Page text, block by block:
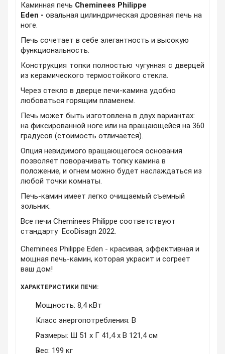
Каминная печь Cheminees Philippe
Eden - овальная цилиндрическая дровяная печь на
ноге.
Печь сочетает в себе элегантность и высокую
функциональность.
Конструкция топки полностью чугунная с дверцей
из керамического термостойкого стекла.
Через стекло в дверце печи-камина удобно
любоваться горящим пламенем.
Печь может быть изготовлена в двух вариантах:
на фиксированной ноге или на вращающейся на 360
градусов (стоимость отличается).
Опция невидимого вращающегося основания
позволяет поворачивать топку камина в
положение, и огнем можно будет наслаждаться из
любой точки комнаты.
Печь-камин имеет легко очищаемый съемный
зольник.
Все печи Cheminees Philippe соответствуют
стандарту EcoDisagn 2022.
Cheminees Philippe Eden - красивая, эффективная и
мощная печь-камин, которая украсит и согреет
ваш дом!
ХАРАКТЕРИСТИКИ ПЕЧИ:
Мощность: 8,4 кВт
Класс энергопотребления: B
Размеры: Ш 51 х Г 41,4 х В 121,4 см
Вес: 199 кг